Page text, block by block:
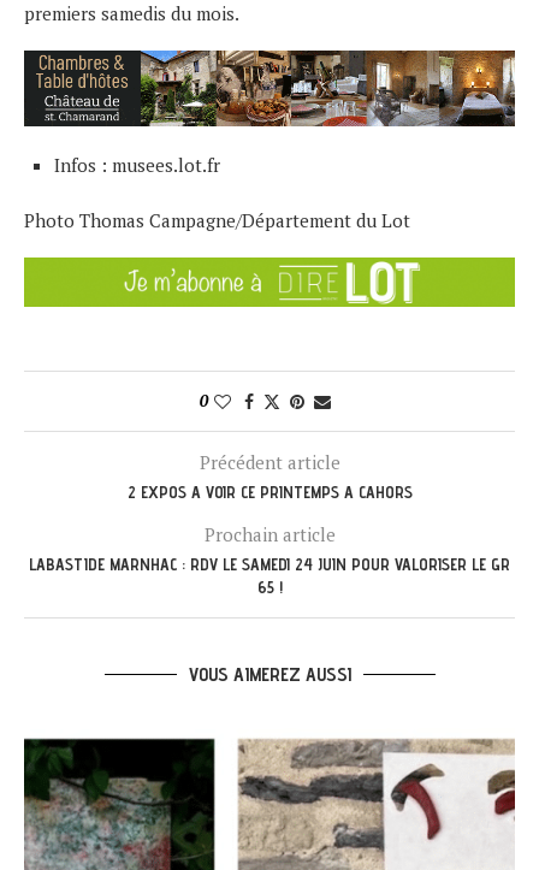
premiers samedis du mois.
Infos : musees.lot.fr
Photo Thomas Campagne/Département du Lot
0
Précédent article
2 EXPOS A VOIR CE PRINTEMPS A CAHORS
Prochain article
LABASTIDE MARNHAC : RDV LE SAMEDI 24 JUIN POUR VALORISER LE GR
65 !
VOUS AIMEREZ AUSSI